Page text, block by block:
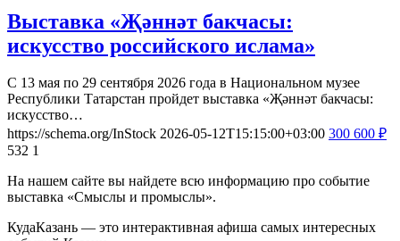
Выставка «Җәннәт бакчасы:
искусство российского ислама»
С 13 мая по 29 сентября 2026 года в Национальном музее
Республики Татарстан пройдет выставка «Җәннәт бакчасы:
искусство…
https://schema.org/InStock 2026-05-12T15:15:00+03:00 300 600 ₽
532 1
На нашем сайте вы найдете всю информацию про событие
выставка «Смыслы и промыслы».
КудаКазань — это интерактивная афиша самых интересных